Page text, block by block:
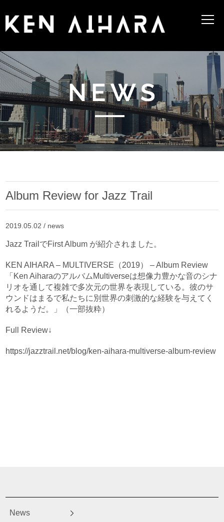
Album Review for Jazz Trail
2019.05.02 / news
Jazz TrailでFirst Album が紹介されました。
KEN AIHARA – MULTIVERSE（2019） – Album Review
「Ken AiharaのアルバムMultiverseは想像力豊かな音のシナ
リオを通して複雑で多次元の世界を表現している。彼のサ
ウンドはまるで私たちに別世界の刺激的な経験を与えてく
れるようだ。」（一部抜粋）
Full Review↓
https://jazztrail.net/blog/ken-aihara-multiverse-album-review
News